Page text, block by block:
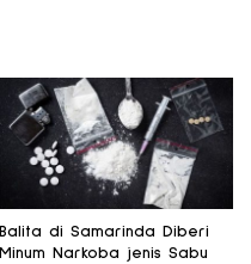
Balita di Samarinda Diberi
Minum Narkoba jenis Sabu